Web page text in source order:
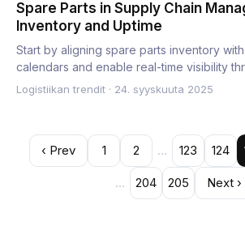
Spare Parts in Supply Chain
Inventory and Uptime
Start by aligning spare parts inventory
calendars and enable real-time visibility
This…
Logistiikan trendit · 24. syyskuuta 2025
‹ Prev 1 2 … 123 124
… 204 205 Next ›